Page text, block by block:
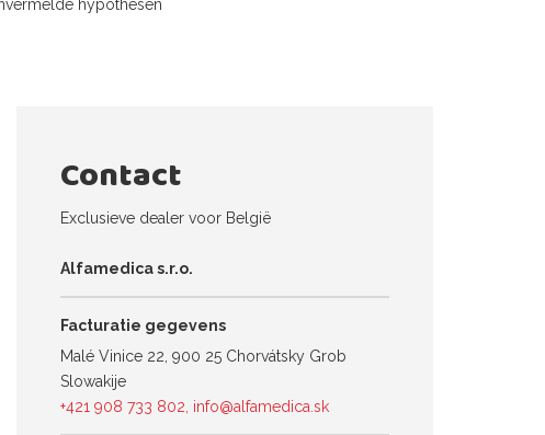
hypothesen
Contact
Exclusieve dealer voor België
Alfamedica s.r.o.
Facturatie gegevens
Malé Vinice 22, 900 25 Chorvátsky Grob
Slowakije
+421 908 733 802 info@alfamedica.sk